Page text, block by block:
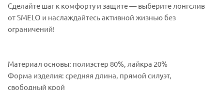
Сделайте шаг к комфорту и защите — выберите лонгслив
от SMELO и наслаждайтесь активной жизнью без
ограничений!
Материал основы: полиэстер 80%, лайкра 20%
Форма изделия: средняя длина, прямой силуэт,
свободный крой